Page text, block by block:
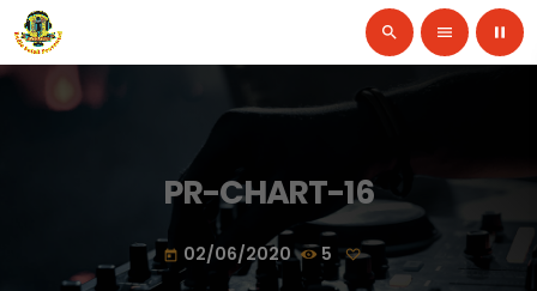
search menu pause
PR-CHART-16
today 02/06/2020 5